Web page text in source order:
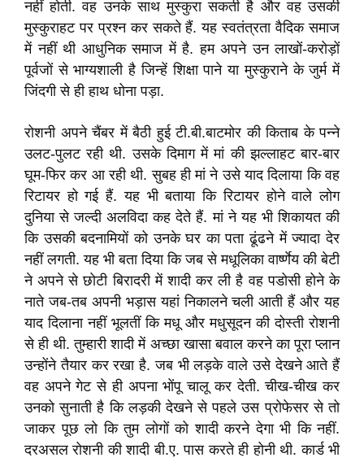
नहीं होती. वह उनके साथ मुस्कुरा सकती है और वह उसकी
मुस्कुराहट पर प्रश्न कर सकते हैं. यह स्वतंत्रता वैदिक समाज
में नहीं थी आधुनिक समाज में है. हम अपने उन लाखों-करोड़ों
पूर्वजों से भाग्यशाली है जिन्हें शिक्षा पाने या मुस्कुराने के जुर्म में
जिंदगी से ही हाथ धोना पड़ा.
रोशनी अपने चैंबर में बैठी हुई टी.बी.बाटमोर की किताब के पन्ने
उलट-पुलट रही थी. उसके दिमाग में मां की झल्लाहट बार-बार
घूम-फिर कर आ रही थी. सुबह ही मां ने उसे याद दिलाया कि वह
रिटायर हो गई हैं. यह भी बताया कि रिटायर होने वाले लोग
दुनिया से जल्दी अलविदा कह देते हैं. मां ने यह भी शिकायत की
कि उसकी बदनामियों को उनके घर का पता ढूंढने में ज्यादा देर
नहीं लगती. यह भी बता दिया कि जब से मधूलिका वार्ष्णेय की बेटी
ने अपने से छोटी बिरादरी में शादी कर ली है वह पडोसी होने के
नाते जब-तब अपनी भड़ास यहां निकालने चली आती हैं और यह
याद दिलाना नहीं भूलतीं कि मधू और मधुसूदन की दोस्ती रोशनी
से ही थी. तुम्हारी शादी में अच्छा खासा बवाल करने का पूरा प्लान
उन्होंने तैयार कर रखा है. जब भी लड़के वाले उसे देखने आते हैं
वह अपने गेट से ही अपना भोंपू चालू कर देती. चीख-चीख कर
उनको सुनाती है कि लड़की देखने से पहले उस प्रोफेसर से तो
जाकर पूछ लो कि तुम लोगों को शादी करने देगा भी कि नहीं.
दरअसल रोशनी की शादी बी.ए. पास करते ही होनी थी. कार्ड भी